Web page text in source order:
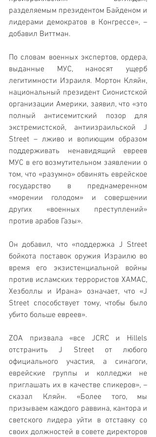
разделяемым президентом Байденом и
лидерами демократов в Конгрессе», –
добавил Виттман.
По словам военных экспертов, ордера,
выданные МУС, наносят ущерб
легитимности Израиля. Мортон Кляйн,
национальный президент Сионистской
организации Америки, заявил, что «это
полный антисемитский позор для
экстремистской, антиизраильской J
Street – лживо и вопиющим образом
поддерживать ненавидящий евреев
МУС в его возмутительном заявлении о
том, что «разумно» обвинять еврейское
государство в преднамеренном
«морении голодом» и совершении
других «военных преступлений»
против арабов Газы».
Он добавил, что «поддержка J Street
бойкота поставок оружия Израилю во
время его экзистенциальной войны
против исламских террористов ХАМАС,
Хезболлы и Ирана» означает, что «J
Street способствует тому, чтобы было
убито больше евреев».
ZOA призвала «все JCRC и Hillels
отстранить J Street от любого
официального участия, а синагоги,
еврейские группы и колледжи не
приглашать их в качестве спикеров», –
сказал Кляйн. «Более того, мы
призываем каждого раввина, кантора и
светского лидера уйти в отставку со
своих должностей в совете директоров